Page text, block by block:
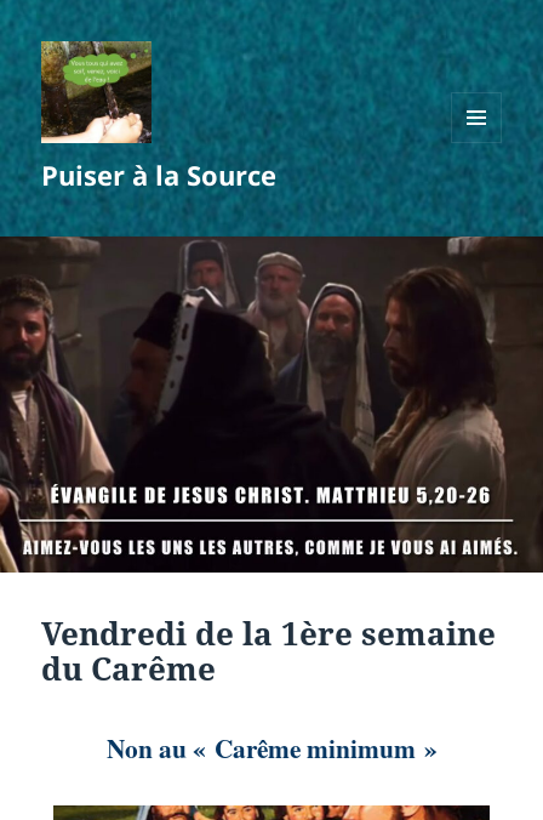
Puiser à la Source
MENU
ET
WIDGETS
Vendredi de la 1ère semaine
du Carême
Non au « Carême minimum »